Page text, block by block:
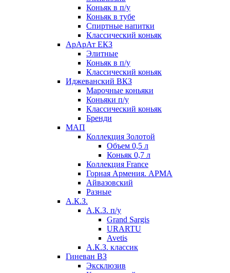
Коньяк в п/у
Коньяк в тубе
Спиртные напитки
Классический коньяк
АрАрАт ЕКЗ
Элитные
Коньяк в п/у
Классический коньяк
Иджеванский ВКЗ
Марочные коньяки
Коньяки п/у
Классический коньяк
Бренди
МАП
Коллекция Золотой
Объем 0,5 л
Коньяк 0,7 л
Коллекция France
Горная Армения. АРМА
Айвазовский
Разные
А.К.З.
А.К.З. п/у
Grand Sargis
URARTU
Avetis
А.К.З. классик
Гиневан ВЗ
Эксклюзив